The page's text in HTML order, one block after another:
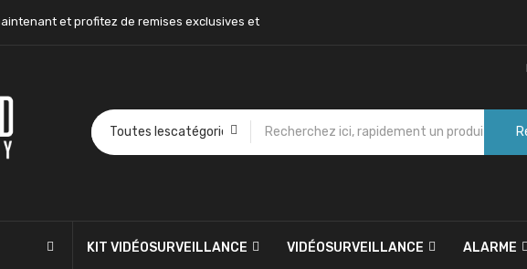
et profitez de remises exclusives et
KIT VIDÉOSURVEILLANCE VIDÉOSURVEILLANCE ALARME